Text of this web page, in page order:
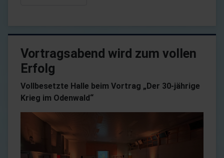
Vortragsabend wird zum vollen
Erfolg
Vollbesetzte Halle beim Vortrag „Der 30-jährige
Krieg im Odenwald“